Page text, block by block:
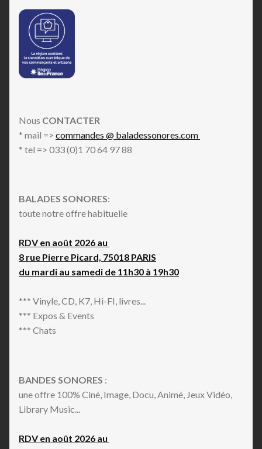
Nous CONTACTER
* mail => commandes @ baladessonores.com
* tel => 033 (0)1 70 64 97 88
BALADES SONORES:
toute notre offre habituelle
RDV en août 2026 au
8 rue Pierre Picard, 75018 PARIS
du mardi au samedi de 11h30 à 19h30
*** Vinyle, CD, K7, Hi-FI, livres...
*** Expos & Events
*** Chats
BANDES SONORES :
une offre 100% Ciné, Image, Docu, Animé, Jeux Vidéo,
Library Music...
RDV en août 2026 au